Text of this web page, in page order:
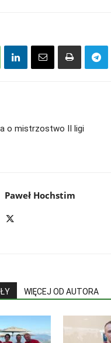
o mistrzostwo II ligi
Paweł Hochstim
WIĘCEJ OD AUTORA